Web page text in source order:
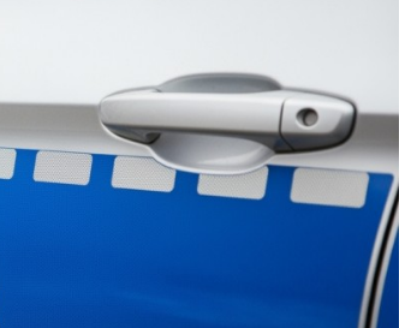
Kino
Poczta